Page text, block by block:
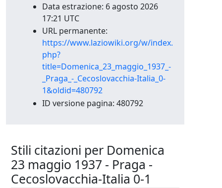
Data estrazione: 6 agosto 2026
17:21 UTC
URL permanente:
https://www.laziowiki.org/w/index.
php?
title=Domenica_23_maggio_1937_-
_Praga_-_Cecoslovacchia-Italia_0-
1&oldid=480792
ID versione pagina: 480792
Stili citazioni per Domenica
23 maggio 1937 - Praga -
Cecoslovacchia-Italia 0-1